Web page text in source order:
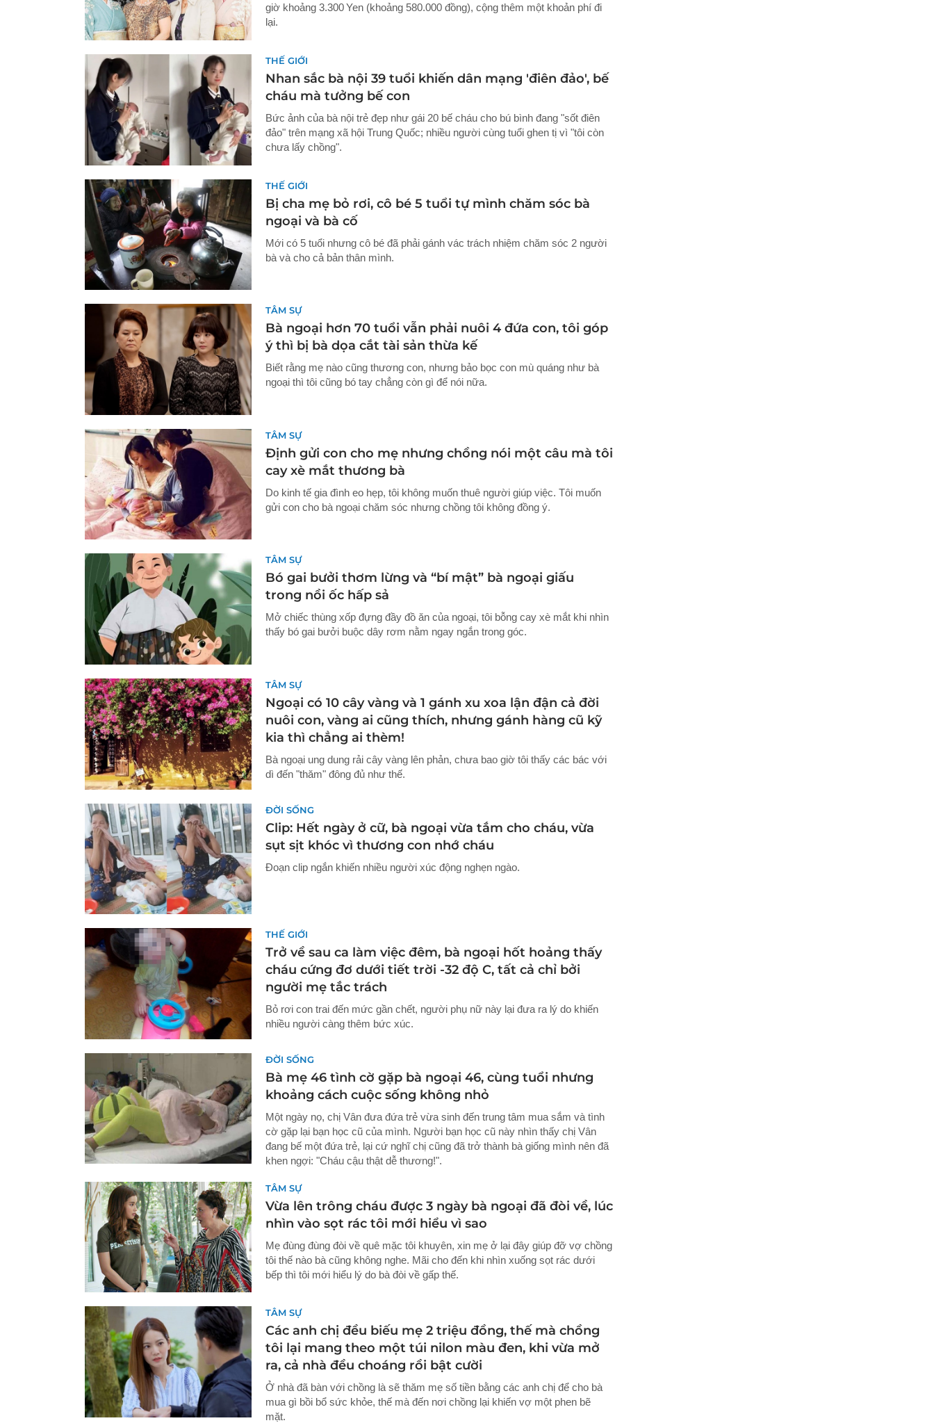
giờ khoảng 3.300 Yen (khoảng 580.000 đồng), cộng thêm một khoản phí đi
lại.
THẾ GIỚI
Nhan sắc bà nội 39 tuổi khiến dân mạng 'điên đảo', bế
cháu mà tưởng bế con
Bức ảnh của bà nội trẻ đẹp như gái 20 bế cháu cho bú bình đang "sốt điên
đảo" trên mạng xã hội Trung Quốc; nhiều người cùng tuổi ghen tị vì "tôi còn
chưa lấy chồng".
THẾ GIỚI
Bị cha mẹ bỏ rơi, cô bé 5 tuổi tự mình chăm sóc bà
ngoại và bà cố
Mới có 5 tuổi nhưng cô bé đã phải gánh vác trách nhiệm chăm sóc 2 người
bà và cho cả bản thân mình.
TÂM SỰ
Bà ngoại hơn 70 tuổi vẫn phải nuôi 4 đứa con, tôi góp
ý thì bị bà dọa cắt tài sản thừa kế
Biết rằng mẹ nào cũng thương con, nhưng bảo bọc con mù quáng như bà
ngoại thì tôi cũng bó tay chẳng còn gì để nói nữa.
TÂM SỰ
Định gửi con cho mẹ nhưng chồng nói một câu mà tôi
cay xè mắt thương bà
Do kinh tế gia đình eo hẹp, tôi không muốn thuê người giúp việc. Tôi muốn
gửi con cho bà ngoại chăm sóc nhưng chồng tôi không đồng ý.
TÂM SỰ
Bó gai bưởi thơm lừng và “bí mật” bà ngoại giấu
trong nồi ốc hấp sả
Mở chiếc thùng xốp đựng đầy đồ ăn của ngoại, tôi bỗng cay xè mắt khi nhìn
thấy bó gai bưởi buộc dây rơm nằm ngay ngắn trong góc.
TÂM SỰ
Ngoại có 10 cây vàng và 1 gánh xu xoa lận đận cả đời
nuôi con, vàng ai cũng thích, nhưng gánh hàng cũ kỹ
kia thì chẳng ai thèm!
Bà ngoại ung dung rải cây vàng lên phản, chưa bao giờ tôi thấy các bác với
dì đến "thăm" đông đủ như thế.
ĐỜI SỐNG
Clip: Hết ngày ở cữ, bà ngoại vừa tắm cho cháu, vừa
sụt sịt khóc vì thương con nhớ cháu
Đoạn clip ngắn khiến nhiều người xúc động nghẹn ngào.
THẾ GIỚI
Trở về sau ca làm việc đêm, bà ngoại hốt hoảng thấy
cháu cứng đơ dưới tiết trời -32 độ C, tất cả chỉ bởi
người mẹ tắc trách
Bỏ rơi con trai đến mức gần chết, người phụ nữ này lại đưa ra lý do khiến
nhiều người càng thêm bức xúc.
ĐỜI SỐNG
Bà mẹ 46 tình cờ gặp bà ngoại 46, cùng tuổi nhưng
khoảng cách cuộc sống không nhỏ
Một ngày nọ, chị Vân đưa đứa trẻ vừa sinh đến trung tâm mua sắm và tình
cờ gặp lại bạn học cũ của mình. Người bạn học cũ này nhìn thấy chị Vân
đang bế một đứa trẻ, lại cứ nghĩ chị cũng đã trở thành bà giống mình nên đã
khen ngợi: "Cháu cậu thật dễ thương!".
TÂM SỰ
Vừa lên trông cháu được 3 ngày bà ngoại đã đòi về, lúc
nhìn vào sọt rác tôi mới hiểu vì sao
Mẹ đùng đùng đòi về quê mặc tôi khuyên, xin mẹ ở lại đây giúp đỡ vợ chồng
tôi thế nào bà cũng không nghe. Mãi cho đến khi nhìn xuống sọt rác dưới
bếp thì tôi mới hiểu lý do bà đòi về gấp thế.
TÂM SỰ
Các anh chị đều biếu mẹ 2 triệu đồng, thế mà chồng
tôi lại mang theo một túi nilon màu đen, khi vừa mở
ra, cả nhà đều choáng rồi bật cười
Ở nhà đã bàn với chồng là sẽ thăm mẹ số tiền bằng các anh chị để cho bà
mua gì bồi bổ sức khỏe, thế mà đến nơi chồng lại khiến vợ một phen bẽ
mặt.